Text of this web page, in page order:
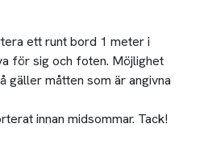
ett runt bord 1 meter i
för sig och foten. Möjlighet
gäller måtten som är angivna
innan midsommar. Tack!